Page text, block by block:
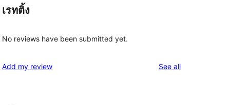
เรทติ้ง
No reviews have been submitted yet.
Add my review See allreviews